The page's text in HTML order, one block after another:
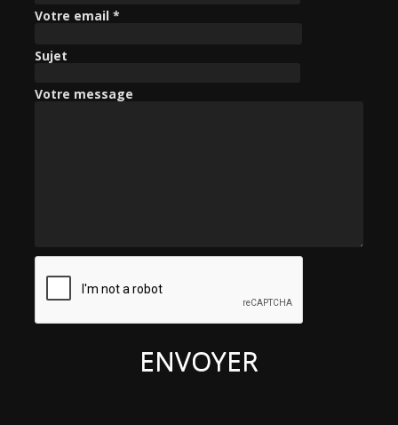
c
r
:
Votre email *
Sujet
Votre message